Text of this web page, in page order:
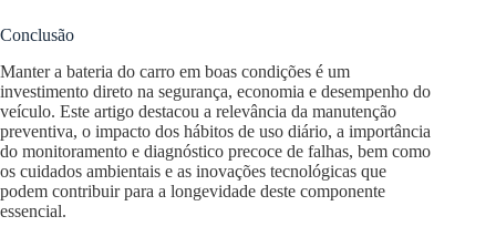
Conclusão
Manter a bateria do carro em boas condições é um
investimento direto na segurança, economia e desempenho do
veículo. Este artigo destacou a relevância da manutenção
preventiva, o impacto dos hábitos de uso diário, a importância
do monitoramento e diagnóstico precoce de falhas, bem como
os cuidados ambientais e as inovações tecnológicas que
podem contribuir para a longevidade deste componente
essencial.